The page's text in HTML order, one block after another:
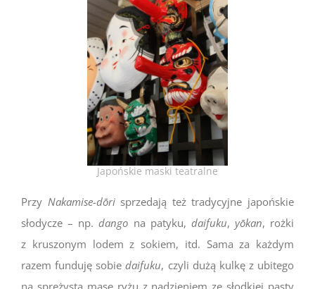
Japońskie maski teatralne
Przy Nakamise-dōrisprzedają też tradycyjne japońskie
słodycze – np.dango na patyku, daifuku, yōkan, rożki
z kruszonym lodem z sokiem, itd. Sama za każdym
razem funduję sobiedaifuku, czyli dużą kulkę z ubitego
na sprężystą masę ryżu z nadzieniem ze słodkiej pasty